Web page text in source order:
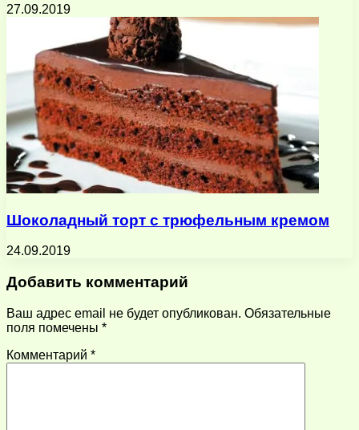
27.09.2019
Шоколадный торт с трюфельным кремом
24.09.2019
Добавить комментарий
Ваш адрес email не будет опубликован. Обязательные
поля помечены *
Комментарий *